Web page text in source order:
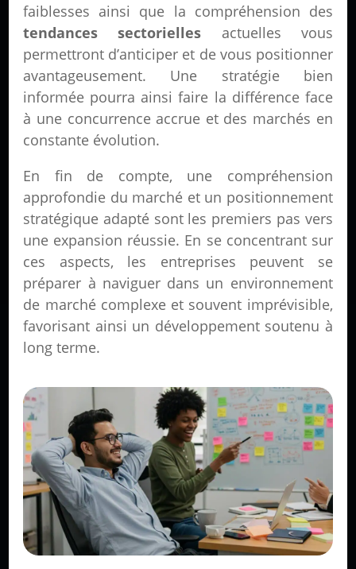
faiblesses ainsi que la compréhension des
tendances sectorielles actuelles vous
permettront d’anticiper et de vous positionner
avantageusement. Une stratégie bien
informée pourra ainsi faire la différence face
à une concurrence accrue et des marchés en
constante évolution.
En fin de compte, une compréhension
approfondie du marché et un positionnement
stratégique adapté sont les premiers pas vers
une expansion réussie. En se concentrant sur
ces aspects, les entreprises peuvent se
préparer à naviguer dans un environnement
de marché complexe et souvent imprévisible,
favorisant ainsi un développement soutenu à
long terme.